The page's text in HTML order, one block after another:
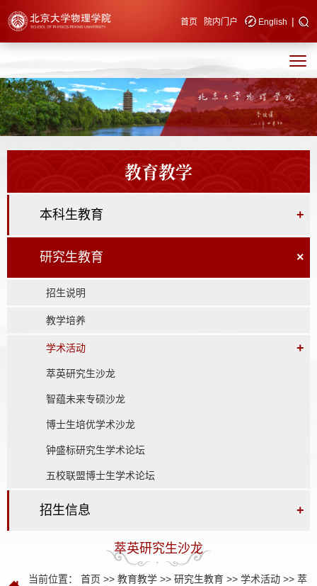
快速导航 首页 院内门户 English |
教育教学
本科生教育 +
研究生教育 ×
招生说明
教学培养
学术活动 +
萃英研究生沙龙
智蕴未来专硕沙龙
博士生培优学术沙龙
钟盛标研究生学术论坛
五校联盟博士生学术论坛
招生信息 +
萃英研究生沙龙
当前位置： 首页 >> 教育教学 >> 研究生教育 >> 学术活动 >> 萃